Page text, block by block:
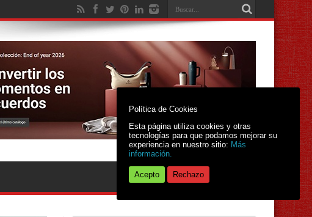
Política de Cookies
Esta página utiliza cookies y otras
tecnologías para que podamos mejorar su
experiencia en nuestro sitio: Más
información.
Acepto Rechazo